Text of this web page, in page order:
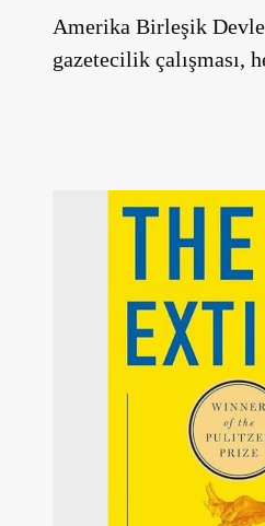
Amerika Birleşik
gazetecilik çalışması,